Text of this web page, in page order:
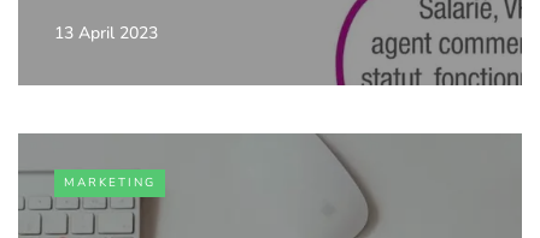
13 April 2023
MARKETING